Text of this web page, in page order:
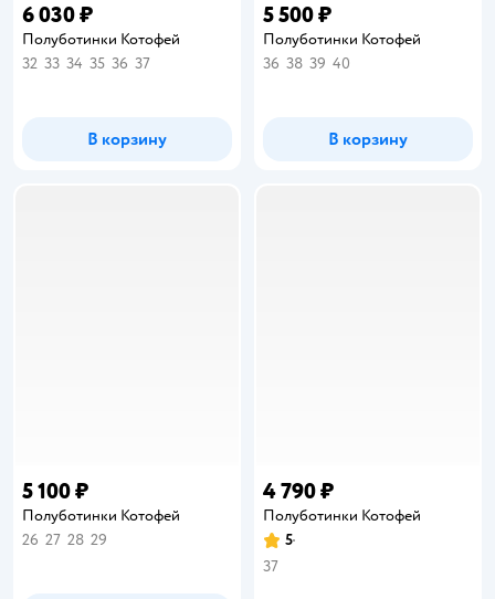
6 030 ₽
Полуботинки Котофей
32 33 34 35 36 37
В корзину
5 500 ₽
Полуботинки Котофей
36 38 39 40
В корзину
5 100 ₽
Полуботинки Котофей
26 27 28 29
4 790 ₽
Полуботинки Котофей
Рейтинг:
5
37